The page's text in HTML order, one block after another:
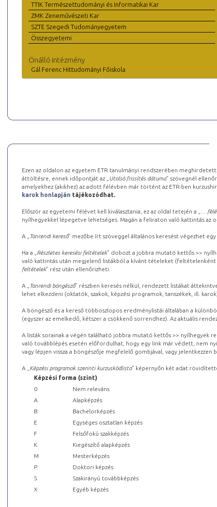
TTIK Természettudományi és Informatikai Kar
ZMK Zeneművészeti Kar
SZTE Szegedi Tudományegyetem
Összegyetemi
Önálló intézmény
Gál Ferenc Hittudományi Főiskola
Ezen az oldalon az egyetem ETR tanulmányi rendszerében
áttöltésre, ennek időpontját az „ Utolsó frissítés dátuma” szövegnél
amelyekhez (akikhez) az adott félévben már történt az ETR-ben
karok honlapján tájékozódhat.
Először az egyetemi félévet kell kiválasztania, ez az oldal tetején a „
…
nyílhegyekkel lépegetve lehetséges. Magán a feliraton való kattintás az
A „ Tanrendi kereső” mezőbe írt szöveggel általános keresést végezhet
Ha a „ Részletes keresési feltételek” dobozt a jobbra mutató kettős >>
való kattintás után megjelenő listákból a kívánt tételeket (feltételenként
feltételek” rész után ellenőrizheti.
A „ Tanrendi böngésző” részben keresés nélkül, rendezett listákat
lehet elkezdeni (oktatók, szakok, képzési programok, tanszékek, ill.
A böngésző és a kereső többoszlopos eredménylistái általában a
(egyszer az emelkedő, kétszer a csökkenő sorrendhez). Az aktuális
A listák sorainak a végén található jobbra mutató kettős >> nyílhegyek
való továbblépés esetén előfordulhat, hogy egy link már védett, nem
vagy lépjen vissza a böngészője megfelelő gombjával, vagy
A „ Képzési programok szerinti kurzuskódlista” képernyőn két adat
Képzési forma (szint)
0
Nem releváns
A
Alapképzés
B
Bachelorképzés
E
Egységes osztatlan képzés
F
Felsőfokú szakképzés
K
Kiegészítő alapképzés
M
Mesterképzés
P
Doktori képzés
S
Szakirányú továbbképzés
X
Egyéb képzés